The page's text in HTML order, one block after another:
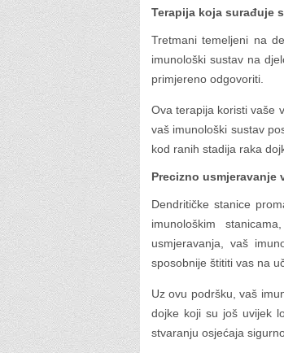
Terapija koja surađuje
Tretmani temeljeni na
imunološki sustav na
primjereno odgovoriti.
Ova terapija koristi vaše
vaš imunološki sustav
kod ranih stadija raka
Precizno
Dendritičke stanice
imunološkim
usmjeravanja, vaš
sposobnije štititi vas na
Uz ovu podršku, vaš
dojke koji su još uvijek
stvaranju osjećaja